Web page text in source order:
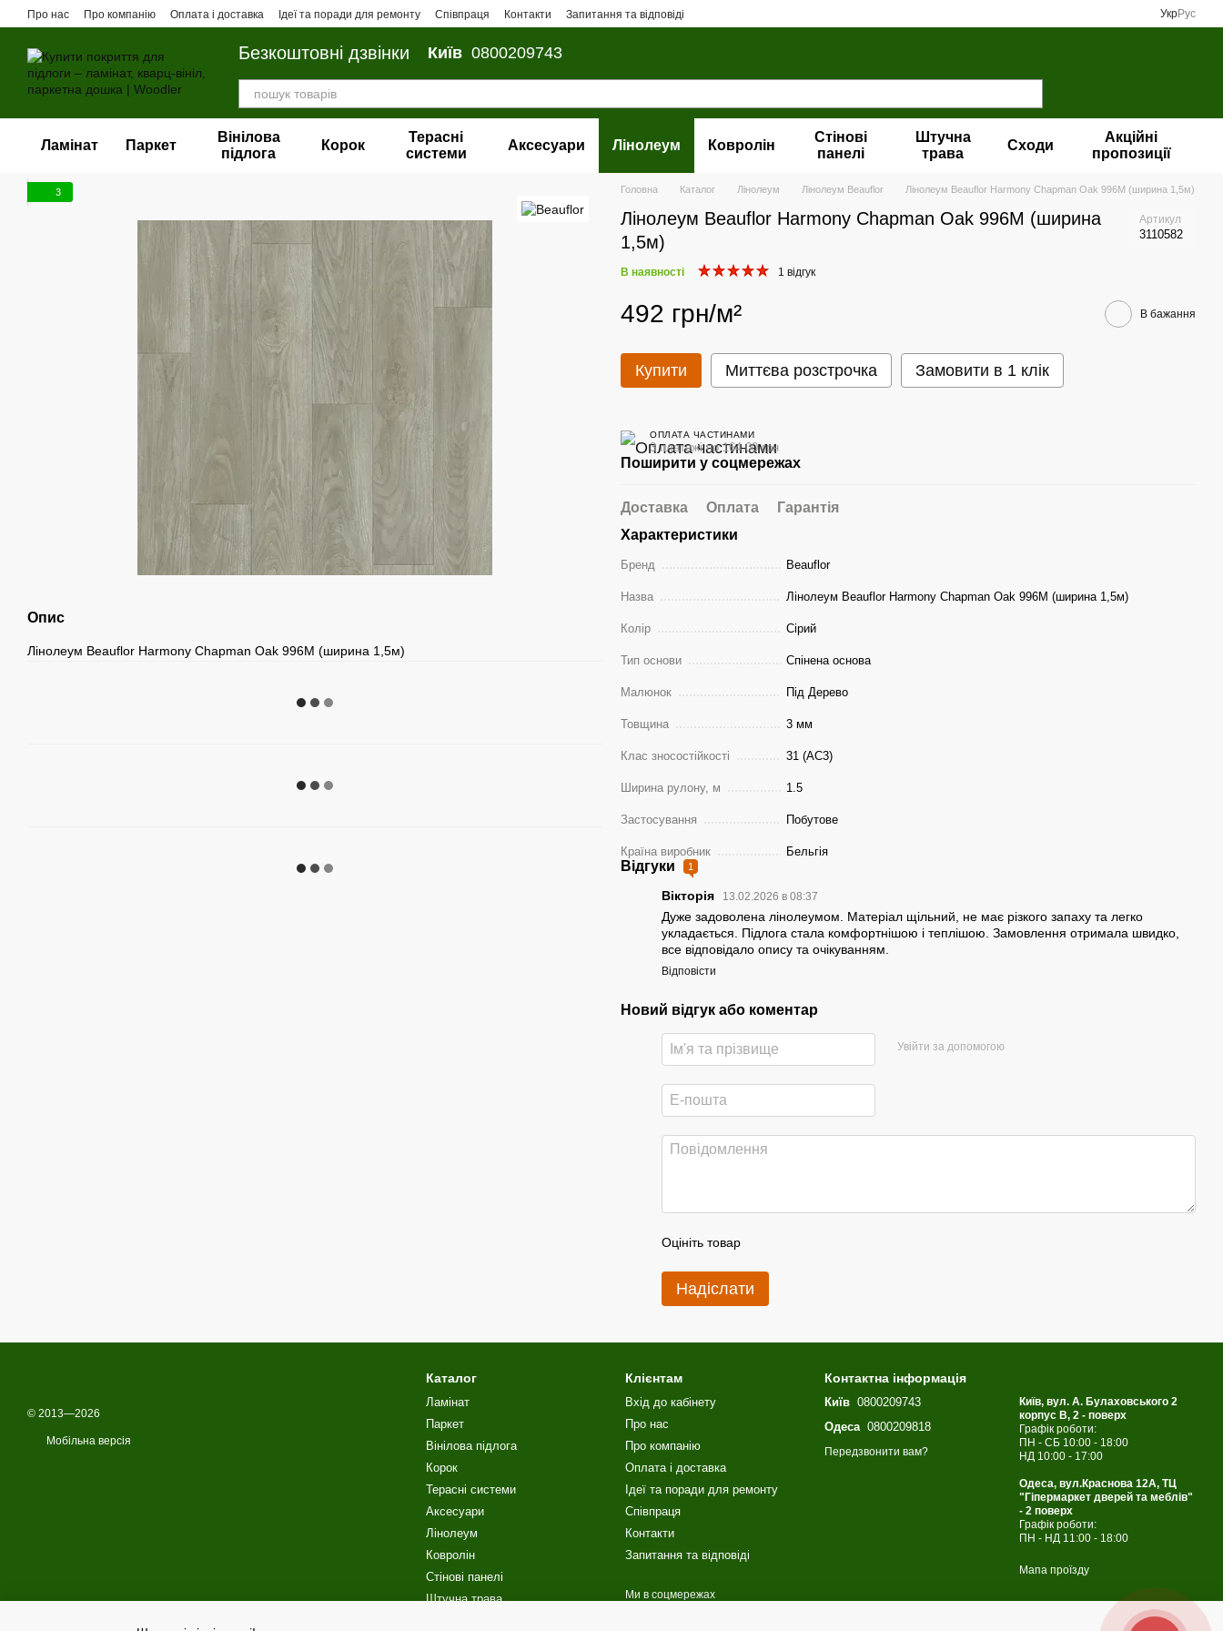
Перейти до основного контенту
Про нас Про компанію Оплата і доставка Ідеї та поради для ремонту Співпраця Контакти Запитання та відповіді УкрРус
Безкоштовні дзвінки Київ 0800209743
Ламінат Паркет
Вінілова
пiдлога
Корок
Терасні
системи
Аксесуари Лінолеум Ковролін
Стінові
панелі
Штучна
трава
Сходи
Акційні
пропозиції
3
Опис
Лінолеум Beauflor Harmony Chapman Oak 996M (ширина 1,5м)
Головна Каталог Лінолеум Лінолеум Beauflor Лінолеум Beauflor Harmony Chapman Oak 996M (ширина 1,5м)
Лінолеум Beauflor Harmony Chapman Oak 996M (ширина
1,5м)
Артикул
3110582
В наявності 1 відгук
492 грн/м² В бажання
Купити Миттєва розстрочка Замовити в 1 клік
ОПЛАТА ЧАСТИНАМИ
3 платежі по 164.00 грн
Поширити у соцмережах
Доставка Оплата
Гарантія
Характеристики
Бренд Beauflor
Назва Лінолеум Beauflor Harmony Chapman Oak 996M (ширина 1,5м)
Колір Сірий
Тип основи Спінена основа
Малюнок Під Дерево
Товщина 3 мм
Клас зносостійкості 31 (АС3)
Ширина рулону, м 1.5
Застосування Побутове
Країна виробник Бельгія
Відгуки 1
Вікторія 13.02.2026 в 08:37
Дуже задоволена лінолеумом. Матеріал щільний, не має різкого запаху та легко
укладається. Підлога стала комфортнішою і теплішою. Замовлення отримала швидко,
все відповідало опису та очікуванням.
Відповісти
Новий відгук або коментар
Увійти за допомогою
Оцініть товар
Надіслати
© 2013—2026
Мобільна версія
Каталог
Ламінат
Паркет
Вінілова пiдлога
Корок
Терасні системи
Аксесуари
Лінолеум
Ковролін
Стінові панелі
Штучна трава
Клієнтам
Вхід до кабінету
Про нас
Про компанію
Оплата і доставка
Ідеї та поради для ремонту
Співпраця
Контакти
Запитання та відповіді
Ми в соцмережах
Контактна інформація
Київ 0800209743
Одеса0800209818
Передзвонити вам?
Київ, вул. А. Булаховського 2
корпус B, 2 - поверх
Графік роботи:
ПН - СБ 10:00 - 18:00
НД 10:00 - 17:00
Одеса, вул.Краснова 12А, ТЦ
"Гіпермаркет дверей та меблів"
- 2 поверх
Графік роботи:
ПН - НД 11:00 - 18:00
Мапа проїзду